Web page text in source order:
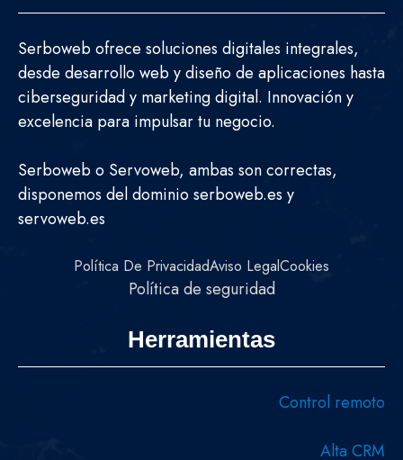
Serboweb ofrece soluciones digitales integrales,
desde desarrollo web y diseño de aplicaciones hasta
ciberseguridad y marketing digital. Innovación y
excelencia para impulsar tu negocio.
Serboweb o Servoweb, ambas son correctas,
disponemos del dominio serboweb.es y
servoweb.es
Política De PrivacidadAviso LegalCookies
Política de seguridad
Herramientas
Control remoto
Alta CRM